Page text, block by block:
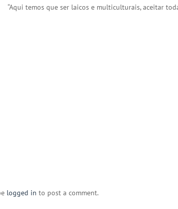
“Aqui temos que ser laicos e multiculturais, aceitar
logged in to post a comment.